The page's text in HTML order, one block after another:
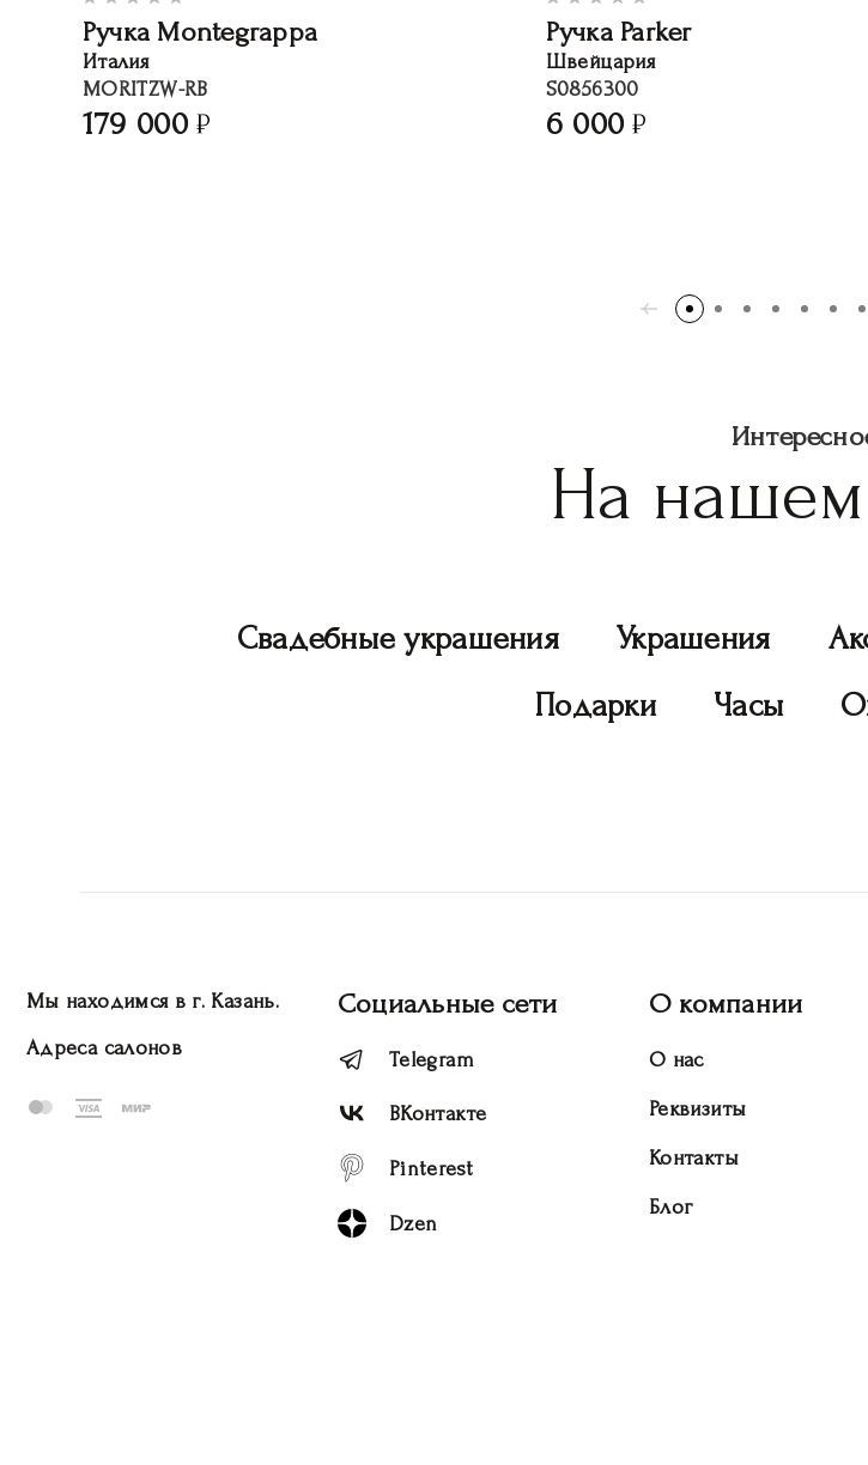
Ручка Montegrappa
Италия
MORITZW-RB
179 000
Ручка Parker
Швейцария
S0856300
6 000
На нашем
Свадебные украшения Украшения
Подарки
Часы
Мы находимся в г. Казань.
Адреса салонов
Социальные сети
Telegram
ВКонтакте
Pinterest
Dzen
О компании
О нас
Реквизиты
Контакты
Блог